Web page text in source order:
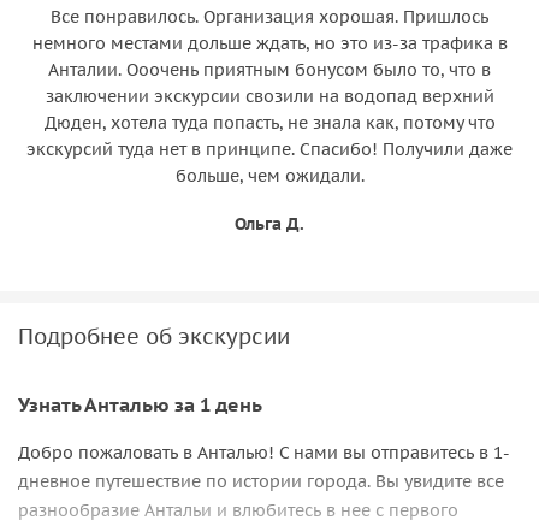
Все понравилось. Организация хорошая. Пришлось
немного местами дольше ждать, но это из-за трафика в
Анталии. Ооочень приятным бонусом было то, что в
заключении экскурсии свозили на водопад верхний
Дюден, хотела туда попасть, не знала как, потому что
экскурсий туда нет в принципе. Спасибо! Получили даже
больше, чем ожидали.
Ольга Д.
Подробнее об экскурсии
Узнать Анталью за 1 день
Добро пожаловать в Анталью! С нами вы отправитесь в 1-
дневное путешествие по истории города. Вы увидите все
разнообразие Антальи и влюбитесь в нее с первого